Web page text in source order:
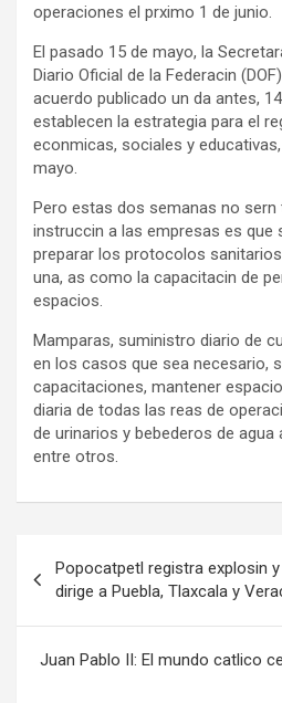
operaciones el prximo 1 de junio.
El pasado 15 de mayo, la
Diario Oficial de la Federacin
acuerdo publicado un da antes,
establecen la estrategia para el
econmicas, sociales y
mayo.
Pero estas dos semanas no sern
instruccin a las empresas es que
preparar los protocolos
una, as como la capacitacin de
espacios.
Mamparas, suministro diario de
en los casos que sea necesario,
capacitaciones, mantener
diaria de todas las reas de
de urinarios y bebederos de
entre otros.
de
entradas
Popocatpetl registra explosin
dirige a Puebla, Tlaxcala y
Juan Pablo II: El mundo catlico